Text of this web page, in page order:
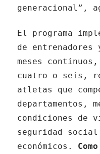
generacional”,
El programa
de
meses
cuatro o seis,
atletas que
departamentos,
condiciones de
seguridad
económicos.